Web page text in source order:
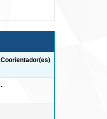
Coorientador(es)
-